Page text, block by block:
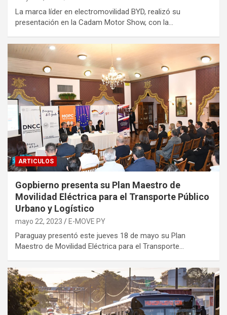
La marca líder en electromovilidad BYD, realizó su
presentación en la Cadam Motor Show, con la…
ARTICULOS
Gopbierno presenta su Plan Maestro de
Movilidad Eléctrica para el Transporte Público
Urbano y Logístico
mayo 22, 2023 E-MOVE PY
Paraguay presentó este jueves 18 de mayo su Plan
Maestro de Movilidad Eléctrica para el Transporte…